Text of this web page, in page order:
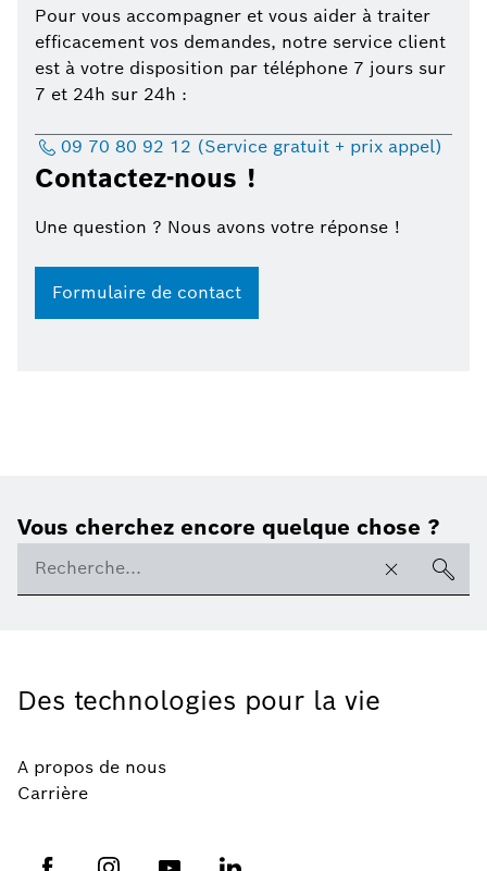
Pour vous accompagner et vous aider à traiter
efficacement vos demandes, notre service client
est à votre disposition par téléphone 7 jours sur
7 et 24h sur 24h :
09 70 80 92 12 (Service gratuit + prix appel)
Contactez-nous !
Une question ? Nous avons votre réponse !
Formulaire de contact
Vous cherchez encore quelque chose ?
Des technologies pour la vie
A propos de nous
Carrière